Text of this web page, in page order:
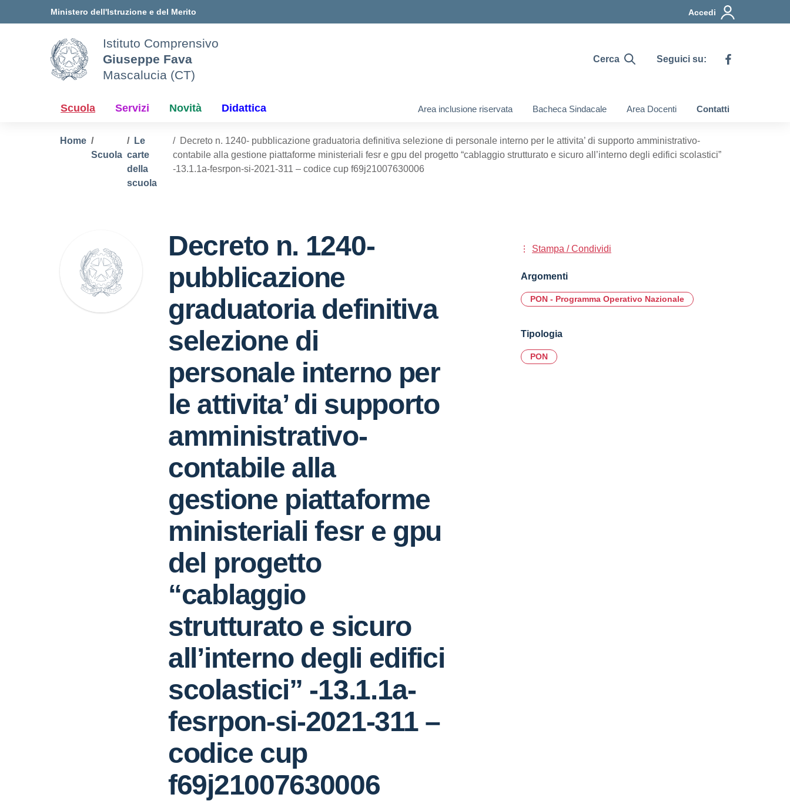
Ministero dell'Istruzione e del Merito Accedi
Istituto Comprensivo
Giuseppe Fava
Mascalucia (CT)
Cerca Seguici su:
Scuola Servizi Novità Didattica Area inclusione riservata Bacheca Sindacale Area Docenti Contatti
Home
Scuola
Le
carte
della
scuola
Decreto n. 1240- pubblicazione graduatoria definitiva selezione di personale interno per le attivita’ di supporto amministrativo-
contabile alla gestione piattaforme ministeriali fesr e gpu del progetto “cablaggio strutturato e sicuro all’interno degli edifici scolastici”
-13.1.1a-fesrpon-si-2021-311 – codice cup f69j21007630006
Decreto n. 1240-
pubblicazione
graduatoria definitiva
selezione di
personale interno per
le attivita’ di supporto
amministrativo-
contabile alla
gestione piattaforme
ministeriali fesr e gpu
del progetto
“cablaggio
strutturato e sicuro
all’interno degli edifici
scolastici” -13.1.1a-
fesrpon-si-2021-311 –
codice cup
f69j21007630006
Stampa / Condividi
Argomenti
PON - Programma Operativo Nazionale
Tipologia
PON